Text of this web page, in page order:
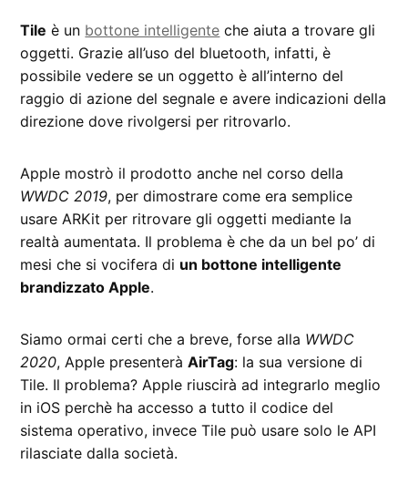
Tile è un bottone intelligente che aiuta a trovare gli
oggetti. Grazie all’uso del bluetooth, infatti, è
possibile vedere se un oggetto è all’interno del
raggio di azione del segnale e avere indicazioni della
direzione dove rivolgersi per ritrovarlo.
Apple mostrò il prodotto anche nel corso della
WWDC 2019, per dimostrare come era semplice
usare ARKit per ritrovare gli oggetti mediante la
realtà aumentata. Il problema è che da un bel po’ di
mesi che si vocifera di un bottone intelligente
brandizzato Apple.
Siamo ormai certi che a breve, forse alla WWDC
2020, Apple presenteràAirTag: la sua versione di
Tile. Il problema? Apple riuscirà ad integrarlo meglio
in iOS perchè ha accesso a tutto il codice del
sistema operativo, invece Tile può usare solo le API
rilasciate dalla società.